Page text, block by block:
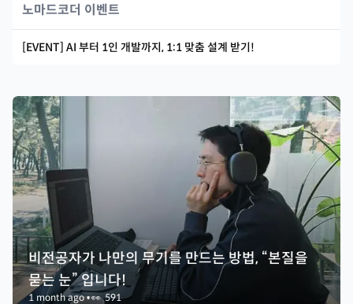
노마드코더 이벤트
[EVENT] AI 부터 1인 개발까지, 1:1 맞춤 설계 받기!
비전공자가 나만의 무기를 만드는 방법, “본질을
묻는 눈” 입니다!
1 month ago•👀591